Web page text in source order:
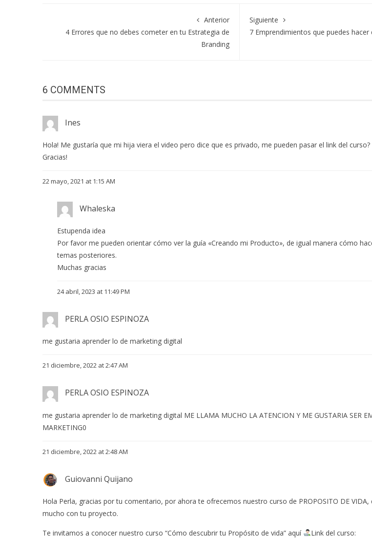
Anterior
4 Errores que no debes cometer en tu Estrategia de
Branding
Siguiente
7 Emprendimientos que puedes hacer
6 COMMENTS
Ines
Hola! Me gustaría que mi hija viera el video pero dice que es privado, me pueden pasar el link del curso?
Gracias!
22 mayo, 2021 at 1:15 AM
Whaleska
Estupenda idea
Por favor me pueden orientar cómo ver la guía «Creando mi Producto», de igual manera cómo
temas posteriores.
Muchas gracias
24 abril, 2023 at 11:49 PM
PERLA OSIO ESPINOZA
me gustaria aprender lo de marketing digital
21 diciembre, 2022 at 2:47 AM
PERLA OSIO ESPINOZA
me gustaria aprender lo de marketing digital ME LLAMA MUCHO LA ATENCION Y ME GUSTARIA SER
MARKETING0
21 diciembre, 2022 at 2:48 AM
Guiovanni Quijano
Hola Perla, gracias por tu comentario, por ahora te ofrecemos nuestro curso de PROPOSITO DE VIDA,
mucho con tu proyecto.
Te invitamos a conocer nuestro curso “Cómo descubrir tu Propósito de vida” aquí Link del curso: